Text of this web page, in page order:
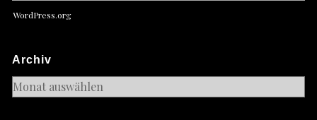
WordPress.org
Archiv
Archiv